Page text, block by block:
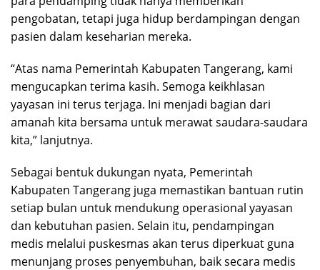
pengobatan, tetapi juga hidup berdampingan dengan
pasien dalam keseharian mereka.
“Atas nama Pemerintah Kabupaten Tangerang, kami
mengucapkan terima kasih. Semoga keikhlasan
yayasan ini terus terjaga. Ini menjadi bagian dari
amanah kita bersama untuk merawat saudara-saudara
kita,” lanjutnya.
Sebagai bentuk dukungan nyata, Pemerintah
Kabupaten Tangerang juga memastikan bantuan rutin
setiap bulan untuk mendukung operasional yayasan
dan kebutuhan pasien. Selain itu, pendampingan
medis melalui puskesmas akan terus diperkuat guna
menunjang proses penyembuhan, baik secara medis